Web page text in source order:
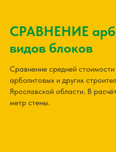
СРАВНЕНИЕ
видов блоков
Сравнение средней стоимости
арболитовых и других
Ярославской области. В
метр стены.